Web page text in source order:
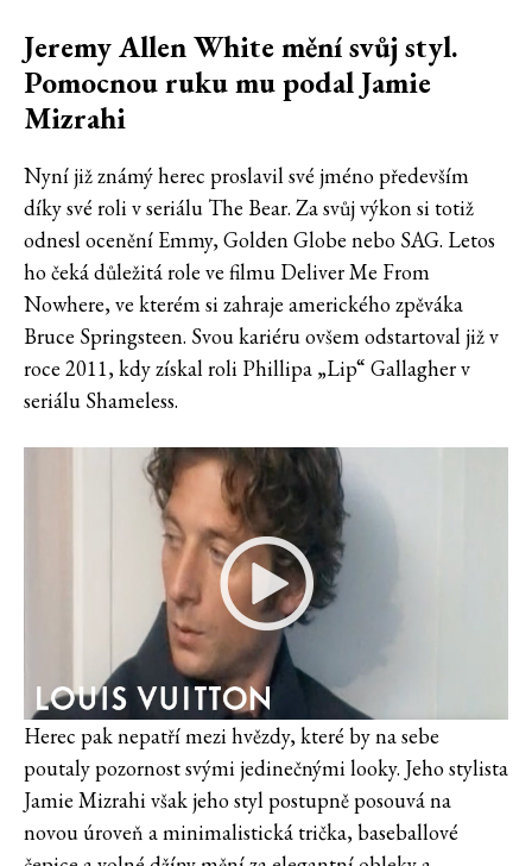
Jeremy Allen White mění svůj styl.
Pomocnou ruku mu podal Jamie
Mizrahi
Nyní již známý herec proslavil své jméno především
díky své roli v seriálu The Bear. Za svůj výkon si totiž
odnesl ocenění Emmy, Golden Globe nebo SAG. Letos
ho čeká důležitá role ve filmu Deliver Me From
Nowhere, ve kterém si zahraje amerického zpěváka
Bruce Springsteen. Svou kariéru ovšem odstartoval již v
roce 2011, kdy získal roli Phillipa „Lip“ Gallagher v
seriálu Shameless.
Herec pak nepatří mezi hvězdy, které by na sebe
poutaly pozornost svými jedinečnými looky. Jeho stylista
Jamie Mizrahi však jeho styl postupně posouvá na
novou úroveň a minimalistická trička, baseballové